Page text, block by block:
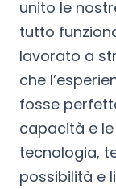
unito le
tutto
lavorato a
che
fosse
capacità e
tecnologia,
possibilità e